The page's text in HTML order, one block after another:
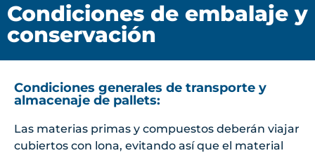
Condiciones de embalaje y
conservación
Condiciones generales de transporte y
almacenaje de pallets:
Las materias primas y compuestos deberán viajar
cubiertos con lona, evitando así que el material